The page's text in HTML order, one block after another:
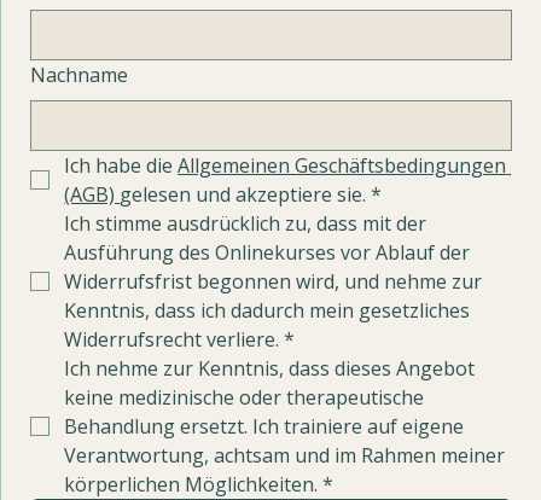
Nachname
Ich habe die Allgemeinen Geschäftsbedingungen
(AGB) gelesen und akzeptiere sie. *
Ich stimme ausdrücklich zu, dass mit der
Ausführung des Onlinekurses vor Ablauf der
Widerrufsfrist begonnen wird, und nehme zur
Kenntnis, dass ich dadurch mein gesetzliches
Widerrufsrecht verliere. *
Ich nehme zur Kenntnis, dass dieses Angebot
keine medizinische oder therapeutische
Behandlung ersetzt. Ich trainiere auf eigene
Verantwortung, achtsam und im Rahmen meiner
körperlichen Möglichkeiten. *